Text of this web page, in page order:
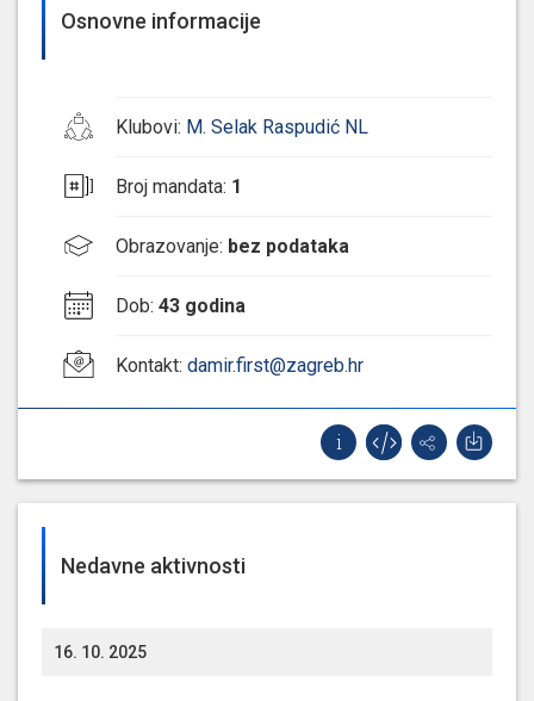
Osnovne informacije
Klubovi: M. Selak Raspudić NL
Broj mandata: 1
Obrazovanje: bez podataka
Dob: 43 godina
Kontakt: damir.first@zagreb.hr
Nedavne aktivnosti
16. 10. 2025